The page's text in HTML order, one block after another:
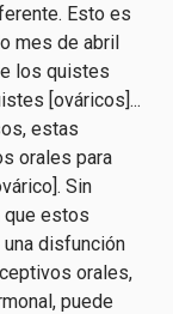
Esto es
mes de abril
los quistes
[ováricos]...
estas
orales para
Sin
que estos
disfunción
orales,
puede